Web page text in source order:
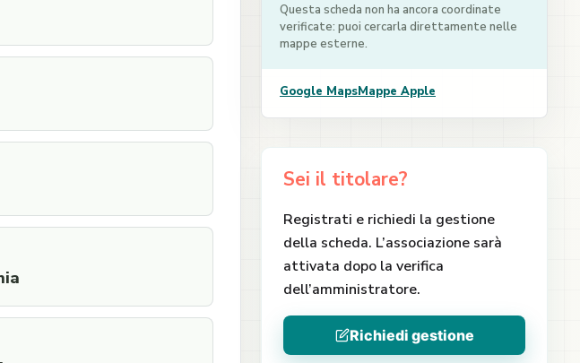
Questa scheda non ha ancora coordinate
verificate: puoi cercarla direttamente nelle
mappe esterne.
Google MapsMappe Apple
Sei il titolare?
Registrati e richiedi la gestione
della scheda. L’associazione sarà
attivata dopo la verifica
dell’amministratore.
Richiedi gestione